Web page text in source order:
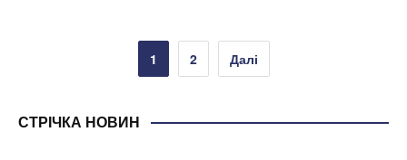
1 2 Далі
СТРІЧКА НОВИН